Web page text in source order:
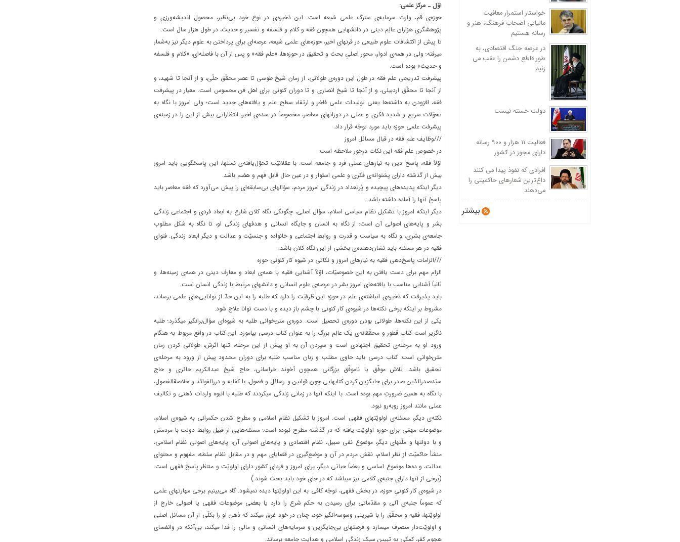
خواستار استمرار معافیت
مالیاتی اصحاب فرهنگ، هنر و
رسانه هستیم
در عرصه جنگ اقتصادی، به
طور قاطع دشمن را عقب می
زنیم
دولت خسته نیست
فعالیت 11 هزار و ۹۰۰ رسانه
دارای مجوز در کشور
افرادی که نفوذ پیدا می کنند
داغ‌ترین شعارهای حاکمیتی را
می‌دهند
بیشتر
اوّل ـ مرکز علمی:
حوزه‌ی قم، وارث سرمایه‌ی سترگ علمی شیعه است. این ذخیره‌ی در نوع خود بی‌نظیر، محصول اندیشه‌ورزی و
پژوهشگریِ هزاران عالِم دینی در دانشهایی همچون فقه و کلام و فلسفه و تفسیر و حدیث، در طول هزار سال است.
تا پیش از اکتشافات علوم طبیعی در قرنهای اخیر، حوزه‌های علمی شیعه، عرصه‌ای برای پرداختن به علوم دیگر نیز به‌شمار
میرفته؛ ولی در همه‌ی ادوار، محور اصلیِ بحث و تحقیق در حوزه‌ها، «علم فقه» و پس از آن با فاصله‌ای، «کلام و فلسفه
و حدیث» بوده است.
پیشرفت تدریجی علم فقه در طول این دوره‌ی طولانی، از زمان شیخ طوسی تا عصر محقّق حلّی، و از آنجا تا شهید، و
از آنجا تا محقّق اردبیلی، و از آنجا تا شیخ انصاری و تا دوران کنونی برای اهل فن محسوس است. معیار در پیشرفت
فقه، افزودن به داشته‌ها یعنی تولیدات علمی فاخر و ارتقاء سطح علم و یافته‌های جدید است؛ ولی امروز با نگاه به
تحوّلات سریع و شدید فکری و عملی در دورانهای معاصر، مخصوصاً در سده‌ی اخیر، انتظاراتی بیش از این را در زمینه‌ی
پیشرفت علمی حوزه باید مورد توجّه قرار داد.
///وظایف علم فقه در قبال مسائل امروز
در خصوص علم فقه این نکات درخور ملاحظه است:
اوّلاً فقه، پاسخ دین به نیازهای عملی فرد و جامعه است. با عقلانیّت تحوّل‌یافته‌ی نسلها، این پاسخگویی باید امروز
بیش از گذشته دارای پشتوانه‌ی فکری و علمی استوار و در عین حال قابل فهم و هضم باشد.
دیگر اینکه پدیده‌های پیچیده و پُرتعداد در زندگی امروز مردم، سؤالهای بی‌سابقه‌ای را پیش می‌آورد که فقه معاصر باید
پاسخ آنها را آماده داشته باشد.
دیگر اینکه امروز با تشکیل نظام سیاسی اسلام، سؤال اصلی، چگونگی نگاه کلان شارع به ابعاد فردی و اجتماعی زندگی
بشر و پایه‌های اصولی آن است؛ از نگاه به انسان و جایگاه انسانی و هدفهای زندگی او، تا نگاه به شکل مطلوب
جامعه‌ی بشری، و نگاه به سیاست و قدرت و روابط اجتماعی و خانواده و جنسیّت و عدالت و دیگر ابعاد زندگی. فتوای
فقیه در هر مسئله باید نشان‌دهنده‌ی بخشی از این نگاه کلان باشد.
///الزامات پاسخ‌دهی فقیه به نیازهای امروز و نکاتی در شیوه کار کنونی حوزه
الزام مهم برای دست یافتن به این خصوصیّات، اوّلاً آشنایی فقیه با همه‌ی ابعاد و معارف دینی در همه‌ی زمینه‌ها، و
ثانیاً آشنایی مناسب با یافته‌های امروز بشر در عرصه‌ی علوم انسانی و دانشهای مرتبط با زندگی انسان است.
باید پذیرفت که ذخیره‌ی انباشته‌ی علم در حوزه این ظرفیّت را دارد که طلبه را به این حدّ از توانایی‌های علمی برساند،
مشروط بر اینکه برخی نکته‌ها در شیوه‌ی کار کنونی با چشم باز دیده و با دست توانا علاج شود.
یکی از این نکته‌ها، طولانی بودن دوره‌ی تحصیل است. دوره‌ی متن‌خوانی طلبه به شیوه‌ای سؤال‌برانگیز میگذرد؛ طلبه
ناگزیر است کتاب قطور و محقّقانه‌ی یک عالِم بزرگ را به عنوان کتاب درسی بیاموزد. این کتاب در واقع مربوط به هنگام
ورود او به مرحله‌ی تحقیق اجتهادی است و سپردن آن به او پیش از این مرحله، تنها اثرش، طولانی کردن زمان
متن‌خوانی است. کتاب درسی باید حاوی مطلب و زبان مناسب طلبه برای دوران محدود پیش از ورود به مرحله‌ی
تحقیق باشد. تلاش موفّق یا ناموفّق بزرگانی همچون آخوند خراسانی، حاج شیخ عبدالکریم حائری و حاج
سیّدصدرالدّین صدر برای جایگزین کردن کتابهایی چون قوانین و رسائل و فصول، با کفایه و دررالفوائد و خلاصة‌الفصول،
با نگاه به همین ضرورتِ مهم بوده است. با اینکه آنها در زمانی زندگی میکردند که طلبه با انبوه واردات ذهنی و تکالیف
عملی مانند امروز روبه‌رو نبود.
نکته‌ی دیگر، مسئله‌ی اولویّتهای فقهی است. امروز با تشکیل نظام اسلامی و مطرح شدن حکمرانی به شیوه‌ی اسلام،
موضوعات مهمّی برای حوزه اولویّت یافته که در گذشته مطرح نبوده است؛ مسئله‌هایی از قبیل روابط دولت با مردمش
و با دولتها و ملّتهای دیگر، موضوع نفی سبیل، نظام اقتصادی و پایه‌های اصولی آن، پایه‌های اصولی نظام اسلامی،
منشأ حاکمیّت از نظر اسلام، نقش مردم در آن و موضع‌گیری در قضایای مهم و در مقابل نظام سلطه، مفهوم و محتوای
عدالت، و ده‌ها موضوع اساسی و بعضاً حیاتی دیگر، برای امروز و فردای کشور دارای اولویّت و منتظر پاسخ فقهی است.
(برخی از آنها دارای جنبه‌ی کلامی نیز میباشد که در جای خود باید بحث شوند.)
در شیوه‌ی کار کنونیِ حوزه، در بخش فقهی، توجّه کافی به این اولویّتها دیده نمیشود. گاه می‌بینیم برخی مهارتهای علمی
که عموماً جنبه‌ی آلی و مقدّماتی برای رسیدن به حکم شرع را دارد یا بعضی موضوعات فقهی یا اصولی خارج از
اولویّتها، فقیه و محقّق را با شیرینی وسوسه‌انگیز خود، چنان در خود غرق میکند که ذهن او را بکلّی از آن مسائل اصلی
و اولویّت‌دار منصرف میسازد و فرصتهای بی‌جایگزین و سرمایه‌های انسانی و مالی را فدا میکند، بی‌آنکه در وانفسای
هجوم کفر، کمکی به تبیین سبک زندگی اسلامی و هدایت جامعه برساند.